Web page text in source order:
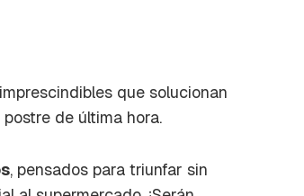
sesión con tu
que solucionan
de última hora.
, pensados para triunfar sin